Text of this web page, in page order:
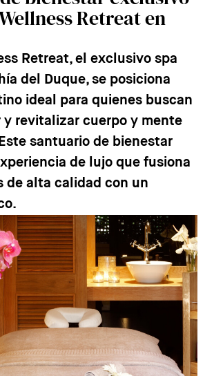
Retreat en
Retreat, el exclusivo spa
del Duque, se posiciona
ideal para quienes buscan
y revitalizar cuerpo y mente
santuario de bienestar
de lujo que fusiona
de alta calidad con un